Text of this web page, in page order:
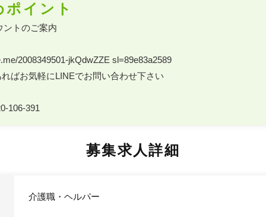
イント
ントのご案内
2008349501-jkQdwZZE sl=89e83a2589
ばお気軽にLINEでお問い合わせ下さい
106-391
募集求人詳細
介護職・ヘルパー